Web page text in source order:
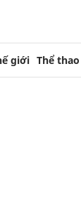
giới Thể thao